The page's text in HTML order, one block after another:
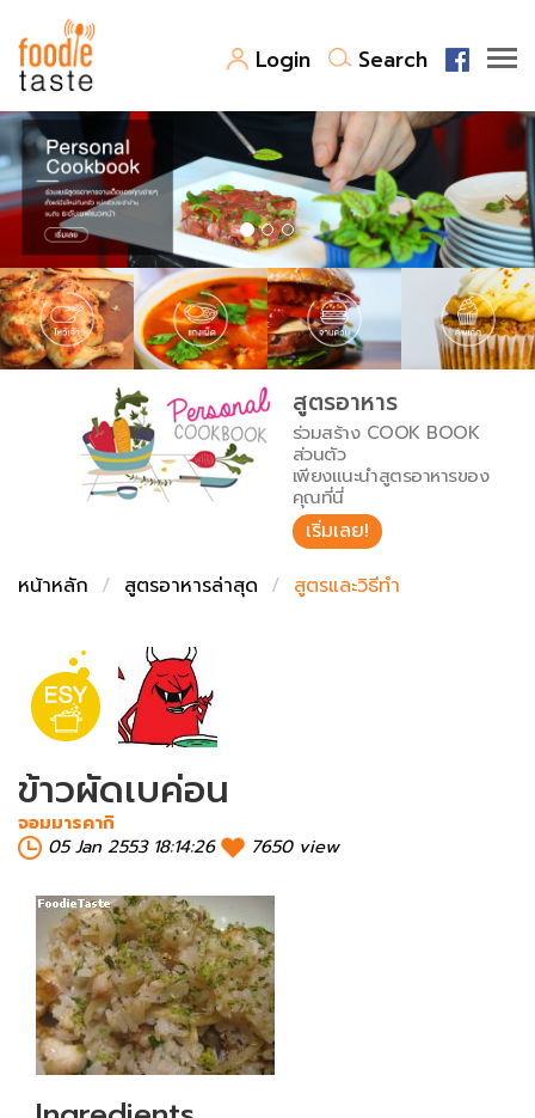
Login Search
สูตรอาหาร
สูตรอาหารล่าสุด
Top Foodie
พาไปชิม
สารพันก้นครัว
เคล็ดลับน่ารู้
เปรียบเทียบหน่วยการตวง
เปรียบเทียบอุณหภูมิ
เปรียบเทียบน้ำหนักวัตถุดิบ
FoodPedia
สร้าง Cookbook
สูตรอาหาร
ร่วมสร้าง COOK BOOK
ส่วนตัว
เพียงแนะนำสูตรอาหารของ
คุณที่นี่
เริ่มเลย!
หน้าหลัก
สูตรอาหารล่าสุด สูตรและวิธีทำ
ข้าวผัดเบค่อน
จอมมารคากิ
05 Jan 2553 18:14:26
7650 view